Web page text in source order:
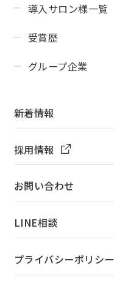
導入サロン様一覧
受賞歴
グループ企業
新着情報
採用情報
お問い合わせ
LINE相談
プライバシーポリシー